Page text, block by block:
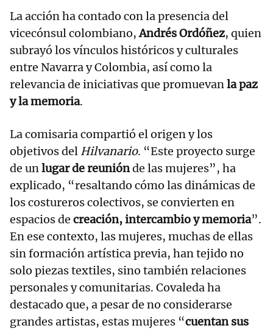
La acción ha contado con la presencia del
vicecónsul colombiano,Andrés Ordóñez, quien
subrayó los vínculos históricos y culturales
entre Navarra y Colombia, así como la
relevancia de iniciativas que promuevanla paz
y la memoria.
La comisaria compartió el origen y los
objetivos del Hilvanario. “Este proyecto surge
de unlugar de reuniónde las mujeres”, ha
explicado, “resaltando cómo las dinámicas de
los costureros colectivos, se convierten en
espacios de creación, intercambio y memoria”.
En ese contexto, las mujeres, muchas de ellas
sin formación artística previa, han tejido no
solo piezas textiles, sino también relaciones
personales y comunitarias. Covaleda ha
destacado que, a pesar de no considerarse
grandes artistas, estas mujeres “cuentan sus